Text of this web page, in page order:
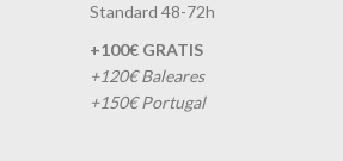
Standard 48-72h
+100€ GRATIS
+120€ Baleares
+150€ Portugal